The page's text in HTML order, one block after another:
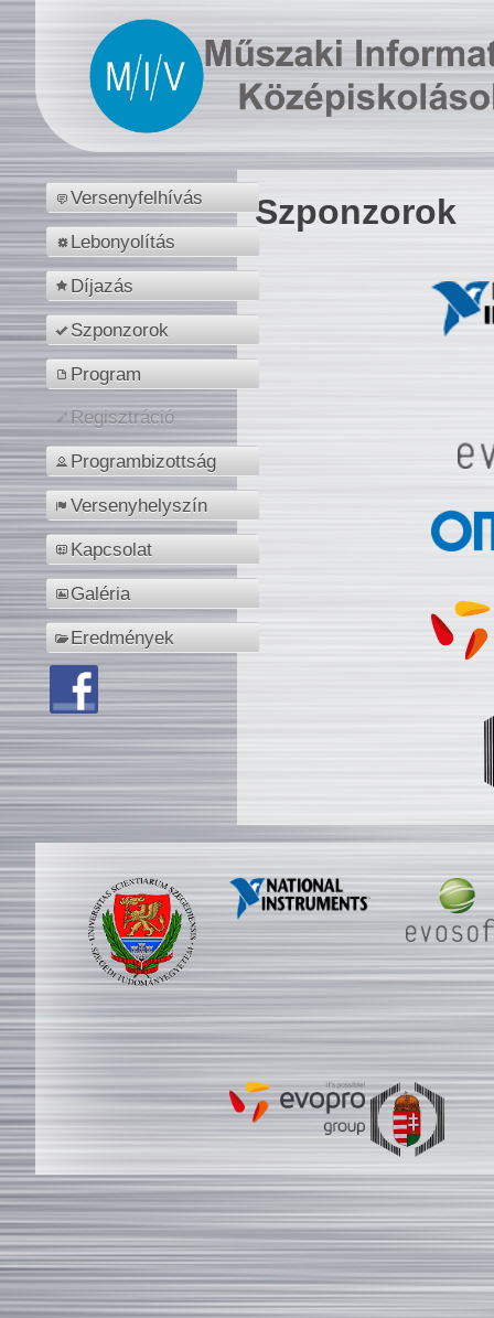
Versenyfelhívás
Lebonyolítás
Díjazás
Szponzorok
Program
Regisztráció
Programbizottság
Versenyhelyszín
Kapcsolat
Galéria
Eredmények
Szponzorok